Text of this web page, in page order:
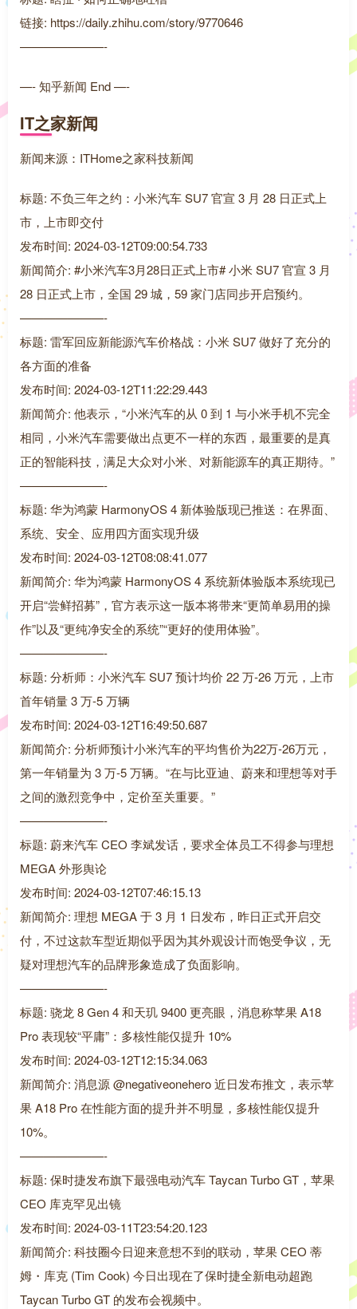
链接: https://daily.zhihu.com/story/9770646
———————-
—- 知乎新闻 End —-
IT之家新闻
新闻来源：ITHome之家科技新闻
标题: 不负三年之约：小米汽车 SU7 官宣 3 月 28 日正式上
市，上市即交付
发布时间: 2024-03-12T09:00:54.733
新闻简介: #小米汽车3月28日正式上市# 小米 SU7 官宣 3 月
28 日正式上市，全国 29 城，59 家门店同步开启预约。
———————-
标题: 雷军回应新能源汽车价格战：小米 SU7 做好了充分的
各方面的准备
发布时间: 2024-03-12T11:22:29.443
新闻简介: 他表示，“小米汽车的从 0 到 1 与小米手机不完全
相同，小米汽车需要做出点更不一样的东西，最重要的是真
正的智能科技，满足大众对小米、对新能源车的真正期待。”
———————-
标题: 华为鸿蒙 HarmonyOS 4 新体验版现已推送：在界面、
系统、安全、应用四方面实现升级
发布时间: 2024-03-12T08:08:41.077
新闻简介: 华为鸿蒙 HarmonyOS 4 系统新体验版本系统现已
开启“尝鲜招募”，官方表示这一版本将带来“更简单易用的操
作”以及“更纯净安全的系统”“更好的使用体验”。
———————-
标题: 分析师：小米汽车 SU7 预计均价 22 万-26 万元，上市
首年销量 3 万-5 万辆
发布时间: 2024-03-12T16:49:50.687
新闻简介: 分析师预计小米汽车的平均售价为22万-26万元，
第一年销量为 3 万-5 万辆。“在与比亚迪、蔚来和理想等对手
之间的激烈竞争中，定价至关重要。”
———————-
标题: 蔚来汽车 CEO 李斌发话，要求全体员工不得参与理想
MEGA 外形舆论
发布时间: 2024-03-12T07:46:15.13
新闻简介: 理想 MEGA 于 3 月 1 日发布，昨日正式开启交
付，不过这款车型近期似乎因为其外观设计而饱受争议，无
疑对理想汽车的品牌形象造成了负面影响。
———————-
标题: 骁龙 8 Gen 4 和天玑 9400 更亮眼，消息称苹果 A18
Pro 表现较“平庸”：多核性能仅提升 10%
发布时间: 2024-03-12T12:15:34.063
新闻简介: 消息源 @negativeonehero 近日发布推文，表示苹
果 A18 Pro 在性能方面的提升并不明显，多核性能仅提升
10%。
———————-
标题: 保时捷发布旗下最强电动汽车 Taycan Turbo GT，苹果
CEO 库克罕见出镜
发布时间: 2024-03-11T23:54:20.123
新闻简介: 科技圈今日迎来意想不到的联动，苹果 CEO 蒂
姆・库克 (Tim Cook) 今日出现在了保时捷全新电动超跑
Taycan Turbo GT 的发布会视频中。